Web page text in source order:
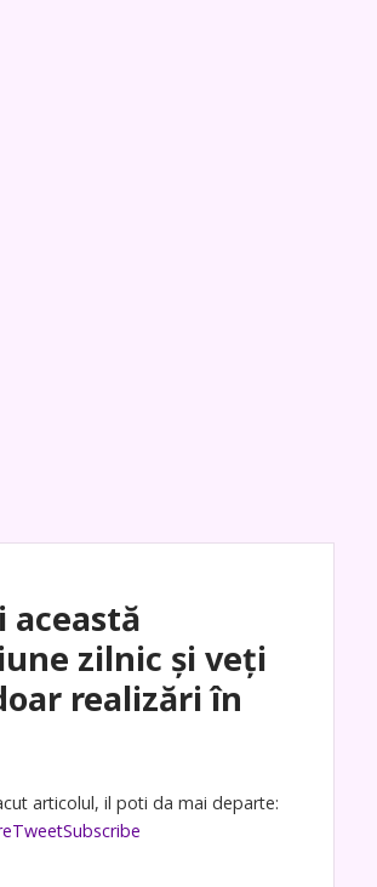
această
zilnic și veți
realizări în
articolul, il poti da mai departe:
TweetSubscribe